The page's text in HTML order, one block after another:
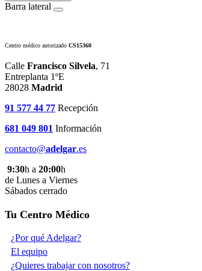
Barra lateral
Centro médico autorizado CS15360
Calle Francisco Silvela, 71
Entreplanta 1ºE
28028 Madrid
91 577 44 77 Recepción
681 049 801 Información
contacto@adelgar.es
9:30h a 20:00h
de Lunes a Viernes
Sábados cerrado
Tu Centro Médico
¿Por qué Adelgar?
El equipo
¿Quieres trabajar con nosotros?